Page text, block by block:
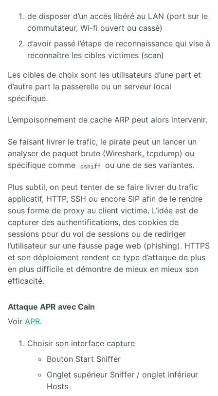
de disposer d’un accès libéré au LAN (port sur le
commutateur, Wi-fi ouvert ou cassé)
d’avoir passé l’étape de reconnaissance qui vise à
reconnaître les cibles victimes (scan)
Les cibles de choix sont les utilisateurs d’une part et
d’autre part la passerelle ou un serveur local
spécifique.
L’empoisonnement de cache ARP peut alors intervenir.
Se faisant livrer le trafic, le pirate peut un lancer un
analyser de paquet brute (Wireshark, tcpdump) ou
spécifique comme
dsniff ou une de ses variantes.
Plus subtil, on peut tenter de se faire livrer du trafic
applicatif, HTTP, SSH ou encore SIP afin de le rendre
sous forme de proxy au client victime. L’idée est de
capturer des authentifications, des cookies de
sessions pour du vol de sessions ou de rediriger
l’utilisateur sur une fausse page web (phishing). HTTPS
et son déploiement rendent ce type d’attaque de plus
en plus difficile et démontre de mieux en mieux son
efficacité.
Attaque APR avec Cain
Voir APR.
Choisir son interface capture
Bouton Start Sniffer
Onglet supérieur Sniffer / onglet inférieur
Hosts